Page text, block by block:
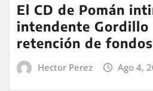
El CD de Pomán
intendente
retención de fondos
Hector Perez Ago 4,